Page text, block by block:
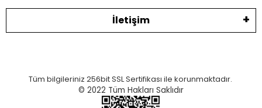
İletişim
Tüm bilgileriniz 256bit SSL Sertifikası ile korunmaktadır.
© 2022 Tüm Hakları Saklıdır